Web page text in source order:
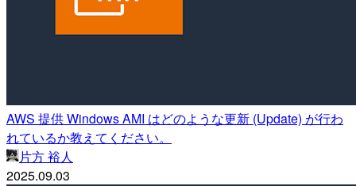
AWS 提供 Windows AMI はどのような更新 (Update) が行わ
れているか教えてください。
片方 裕人
2025.09.03